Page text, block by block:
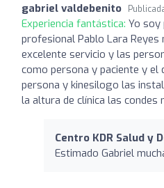
gabriel valdebenito
Experiencia fantástica: Yo soy
profesional Pablo Lara
excelente servicio y las
como persona y paciente y el
persona y kinesilogo las
la altura de clínica las condes
Centro KDR Salud y
Estimado Gabriel